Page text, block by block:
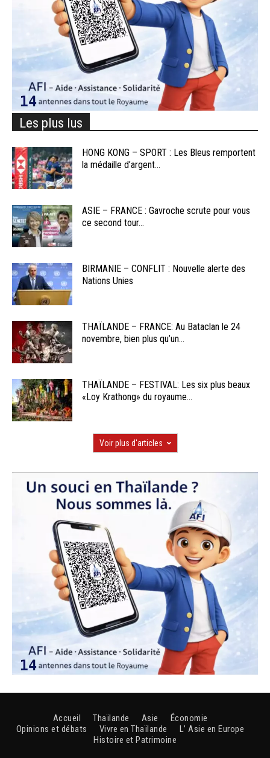
Les plus lus
HONG KONG – SPORT : Les Bleus remportent
la médaille d’argent...
ASIE – FRANCE : Gavroche scrute pour vous
ce second tour...
BIRMANIE – CONFLIT : Nouvelle alerte des
Nations Unies
THAÏLANDE – FRANCE: Au Bataclan le 24
novembre, bien plus qu’un...
THAÏLANDE – FESTIVAL: Les six plus beaux
«Loy Krathong» du royaume...
Voir plus d'articles
Accueil Thaïlande Asie
Économie
Opinions et débats
Vivre en Thaïlande
L’ Asie en Europe
Histoire et Patrimoine